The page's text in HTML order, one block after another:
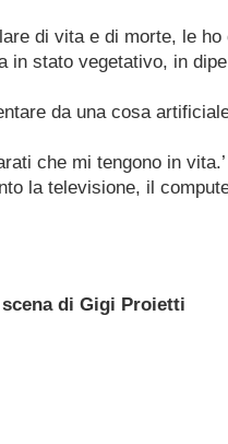
di vita e di morte, le ho
in stato vegetativo, in
da una cosa
che mi tengono in vita.’
la televisione, il
di Gigi Proietti